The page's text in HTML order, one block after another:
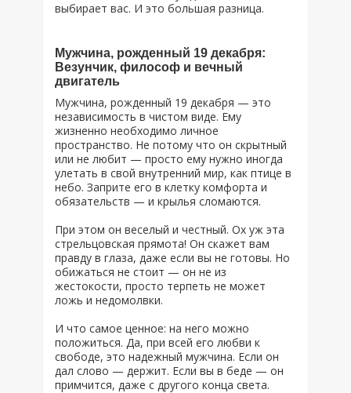
выбирает вас. И это большая разница.
Мужчина, рожденный 19 декабря:
Везунчик, философ и вечный
двигатель
Мужчина, рожденный 19 декабря — это
независимость в чистом виде. Ему
жизненно необходимо личное
пространство. Не потому что он скрытный
или не любит — просто ему нужно иногда
улетать в свой внутренний мир, как птице в
небо. Заприте его в клетку комфорта и
обязательств — и крылья сломаются.
При этом он веселый и честный. Ох уж эта
стрельцовская прямота! Он скажет вам
правду в глаза, даже если вы не готовы. Но
обижаться не стоит — он не из
жестокости, просто терпеть не может
ложь и недомолвки.
И что самое ценное: на него можно
положиться. Да, при всей его любви к
свободе, это надежный мужчина. Если он
дал слово — держит. Если вы в беде — он
примчится, даже с другого конца света.